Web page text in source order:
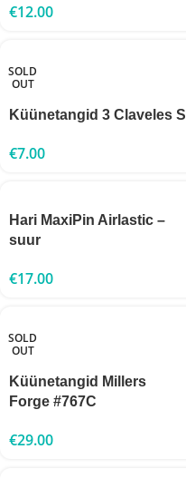
€12.00
SOLD
OUT
Küünetangid 3 Claveles S
€7.00
Hari MaxiPin Airlastic –
suur
€17.00
SOLD
OUT
Küünetangid Millers
Forge #767С
€29.00